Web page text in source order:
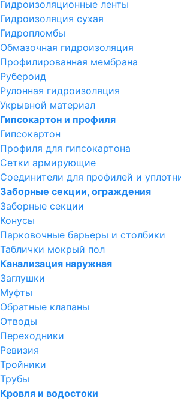
Гидроизоляционные ленты
Гидроизоляция сухая
Гидропломбы
Обмазочная гидроизоляция
Профилированная мембрана
Рубероид
Рулонная гидроизоляция
Укрывной материал
Гипсокартон и профиля
Гипсокартон
Профиля для гипсокартона
Сетки армирующие
Соединители для профилей и
Заборные секции, ограждения
Заборные секции
Конусы
Парковочные барьеры и столбики
Таблички мокрый пол
Канализация наружная
Заглушки
Муфты
Обратные клапаны
Отводы
Переходники
Ревизия
Тройники
Трубы
Кровля и водостоки